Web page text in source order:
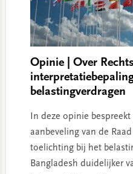
Opinie | Over
belastingverdragen
In deze opinie
aanbeveling van de
toelichting bij het
Bangladesh duidelijker